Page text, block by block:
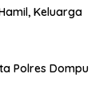
Keluarga
Polres Dompu